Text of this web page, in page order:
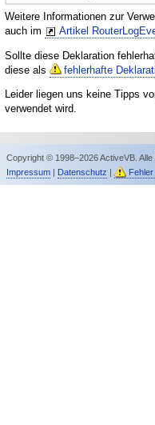
Weitere Informationen zur
auch im
Artikel
Sollte diese Deklaration
diese als
fehlerhafte
Leider liegen uns keine Tipps
verwendet wird.
Copyright © 1998–2026 ActiveVB. Alle
Impressum| Datenschutz |